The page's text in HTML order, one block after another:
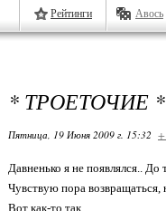
Рейтинги Авось
* ТРОЕТОЧИЕ *
Пятница, 19 Июня 2009 г. 15:32 +
Давненько я не появлялся..
Чувствую пора возвращаться,
Вот как-то так.